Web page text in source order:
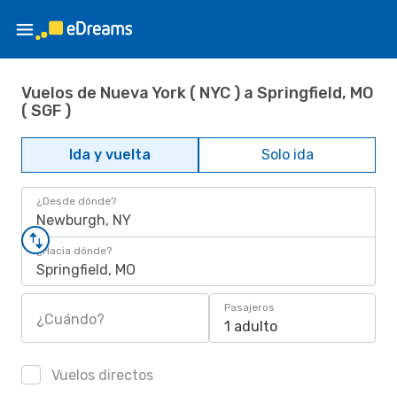
Vuelos de Nueva York ( NYC ) a Springfield, MO
( SGF )
Ida y vuelta Solo ida
¿Desde dónde?
Newburgh, NY
¿Hacia dónde?
Springfield, MO
¿Cuándo?
Pasajeros
1 adulto
Vuelos directos